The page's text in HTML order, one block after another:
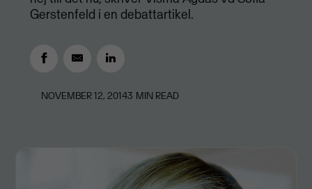
Gerstenfeld i en debattartikel.
NOVEMBER 12, 20143 MIN READ